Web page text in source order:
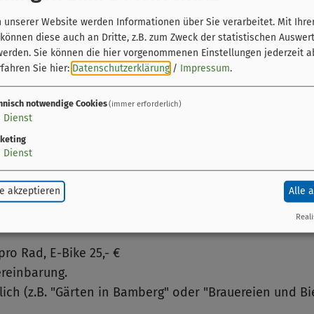
Lebensgefühl, Schleichwege mit neuen
Genießen Sie die schönsten Aussichten der
Rad, E-Bike 25,- €
(z.B. "Gärten in Bamberg" oder "Brauereien und
unserer Website werden Informationen über Sie verarbeitet. Mit
diese auch an Dritte, z.B. zum Zweck der statistischen
Sie können die hier vorgenommenen Einstellungen jederzeit
Sie hier: Datenschutzerklärung / Impressum.
notwendige Cookies(immer erforderlich)
Dienst
Dienst
akzeptieren Alle